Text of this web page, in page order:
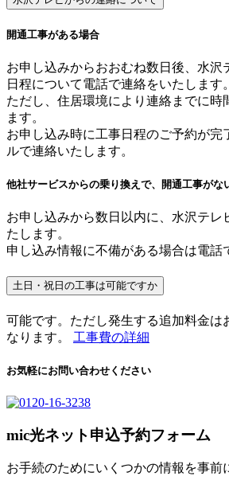
開通工事がある場合
お申し込みからおおむね数日後、水沢
日程について電話で連絡をいたします。
ただし、住居環境により連絡までに時
ます。
お申し込み時に工事日程のご予約が完
ルで連絡いたします。
他社サービスからの乗り換えで、開通工事がな
お申し込みから数日以内に、水沢テレ
たします。
申し込み情報に不備がある場合は電話
土日・祝日の工事は可能ですか
可能です。ただし発生する追加料金は
なります。 工事費の詳細
お気軽にお問い合わせください
mic光ネット申込予約フォーム
お手続のためにいくつかの情報を事前